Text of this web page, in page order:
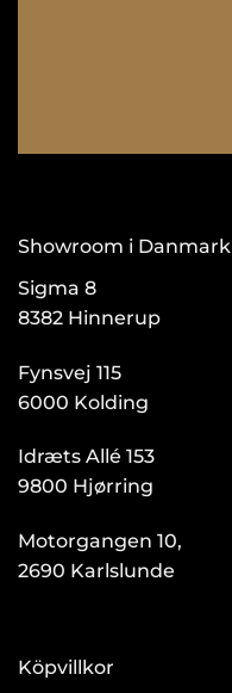
Showroom i Danmark
Sigma 8
8382 Hinnerup
Fynsvej 115
6000 Kolding
Idræts Allé 153
9800 Hjørring
Motorgangen 10,
2690 Karlslunde
Köpvillkor